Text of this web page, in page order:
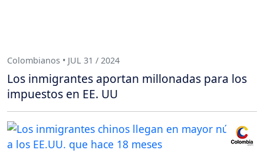
Colombianos • JUL 31 / 2024
Los inmigrantes aportan millonadas para los
impuestos en EE. UU